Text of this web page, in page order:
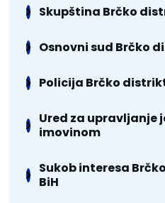
Skupština Brčko
Osnovni sud Brčko
Policija Brčko
Ured za upravljanje
imovinom
Sukob interesa
BiH